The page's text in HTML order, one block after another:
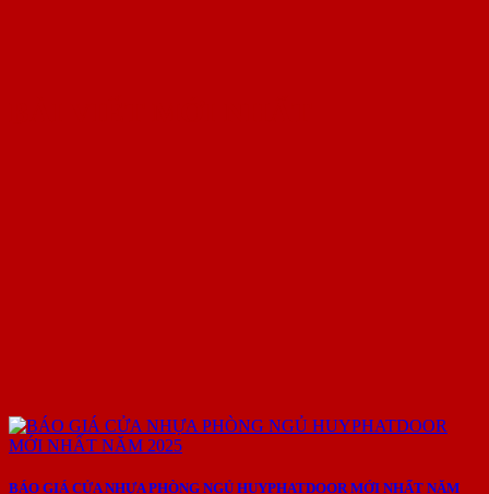
BÁO GIÁ CỬA NHỰA PHÒNG NGỦ HUYPHATDOOR MỚI NHẤT NĂM